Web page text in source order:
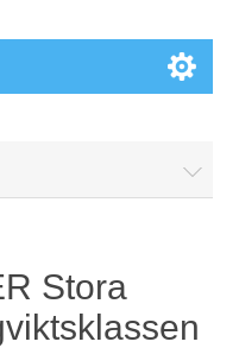
Stora